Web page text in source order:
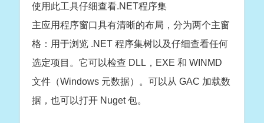
使用此工具仔细查看.NET程序集
主应用程序窗口具有清晰的布局，分为两个主窗
格：用于浏览 .NET 程序集树以及仔细查看任何
选定项目。它可以检查 DLL，EXE 和 WINMD
文件（Windows 元数据）。可以从 GAC 加载数
据，也可以打开 Nuget 包。